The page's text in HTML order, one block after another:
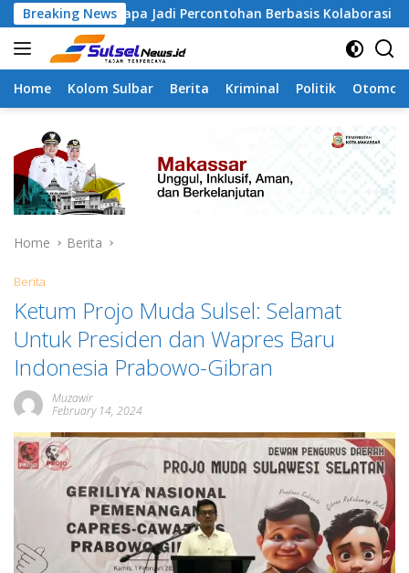
Skip
to
content
Breaking NewsJadi Percontohan Berbasis Kolaborasi Warga
Home Kolom Sulbar Berita Kriminal Politik
Home Berita
Berita
Ketum Projo Muda Sulsel: Selamat
Untuk Presiden dan Wapres Baru
Indonesia Prabowo-Gibran
Muzawir
February 14, 2024